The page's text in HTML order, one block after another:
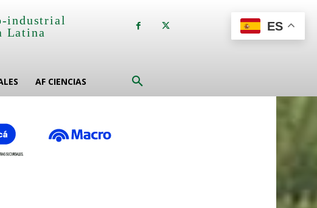
industrial
Latina
AF CIENCIAS
ES